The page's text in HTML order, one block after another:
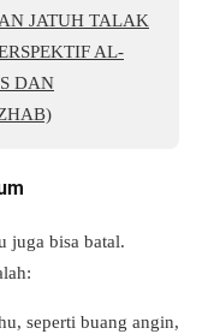
JATUH TALAK
AL-
DAN
juga bisa batal.
seperti buang angin,